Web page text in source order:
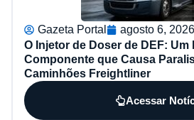
Gazeta Portal agosto 6, 2026
O Injetor de Doser de DEF: Um
Componente que Causa
Caminhões Freightliner
Acessar